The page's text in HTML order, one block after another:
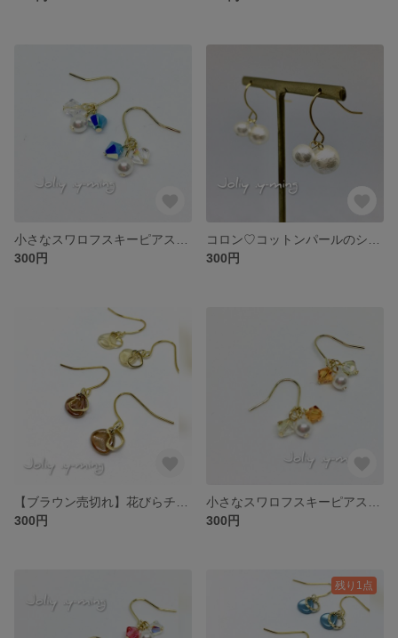
300円
300円
300円
300円
残り1点